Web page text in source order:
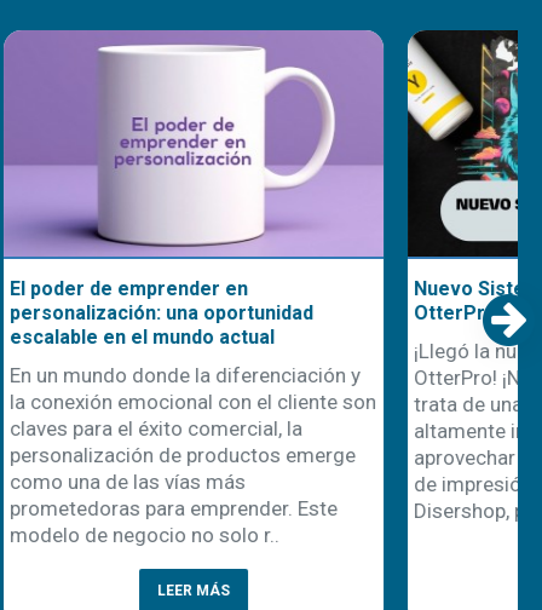
y
cliente son
la
emerge
Este
Nuevo Sistema de Impresión DTF
OtterPro
¡Llegó la nueva línea de impresión DTF
OtterPro! ¡No te la podés perder! Se
trata de una gama de productos
altamente innovadores diseñada para
aprovechar al máximo las posibilidades
de impresión directa sobre film. En
Disershop, podrás encontrar todo..